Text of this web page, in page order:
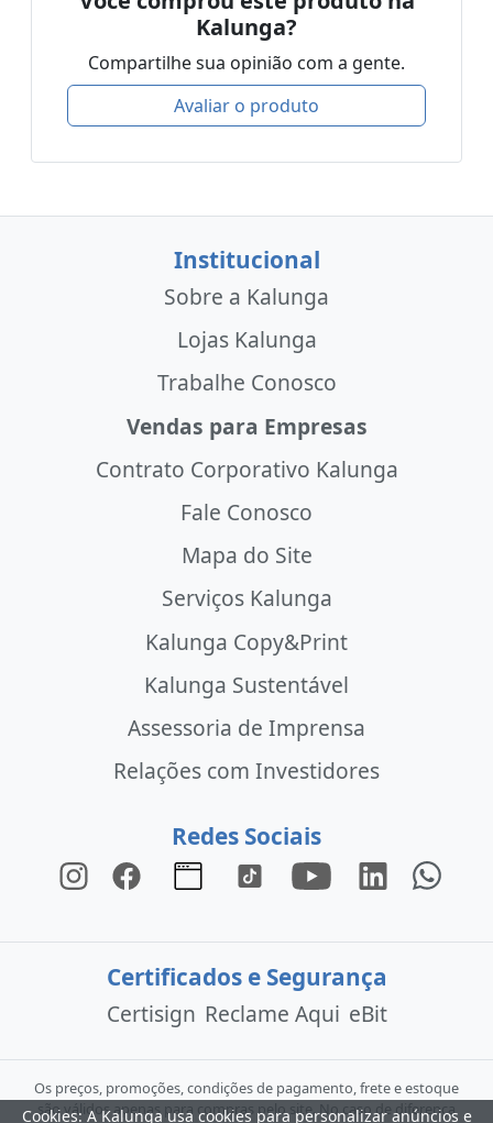
Kalunga?
Compartilhe sua opinião com a gente.
Avaliar o produto
Institucional
Sobre a Kalunga
Lojas Kalunga
Trabalhe Conosco
Vendas para Empresas
Contrato Corporativo Kalunga
Fale Conosco
Mapa do Site
Serviços Kalunga
Kalunga Copy&Print
Kalunga Sustentável
Assessoria de Imprensa
Relações com Investidores
Redes Sociais
Certificados e Segurança
Certisign Reclame Aqui eBit
Os preços, promoções, condições de pagamento, frete e estoque
são válidos apenas para compras pelo site. No caso de diferença
Cookies: A Kalunga usa cookies para personalizar anúncios e